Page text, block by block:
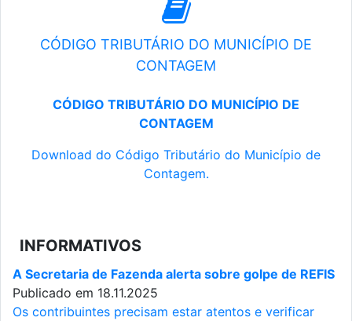
CÓDIGO TRIBUTÁRIO DO MUNICÍPIO DE
CONTAGEM
CÓDIGO TRIBUTÁRIO DO MUNICÍPIO DE
CONTAGEM
Download do Código Tributário do Município de
Contagem.
INFORMATIVOS
A Secretaria de Fazenda alerta sobre golpe de REFIS
Publicado em 18.11.2025
Os contribuintes precisam estar atentos e verificar